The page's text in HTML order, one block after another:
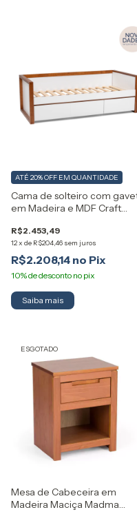
Cama de solteiro com
em Madeira e MDF Craft
R$2.453,49
12x de R$204,46 sem juros
ATÉ 20% OFF EM QUANTIDADE
R$2.208,14
Saiba mais
ESGOTADO
Mesa de Cabeceira em
Madeira Maciça Madma